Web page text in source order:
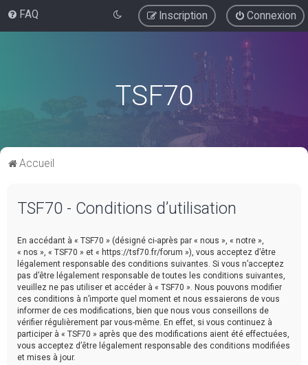
FAQ Connexion
Inscription
TSF70
Accueil
TSF70 - Conditions d’utilisation
En accédant à « TSF70 » (désigné ci-après par « nous », « notre »,
« nos », « TSF70 » et « https://tsf70.fr/forum »), vous acceptez d’être
légalement responsable des conditions suivantes. Si vous n’acceptez
pas d’être légalement responsable de toutes les conditions suivantes,
veuillez ne pas utiliser et accéder à « TSF70 ». Nous pouvons modifier
ces conditions à n’importe quel moment et nous essaierons de vous
informer de ces modifications, bien que nous vous conseillons de
vérifier régulièrement par vous-même. En effet, si vous continuez à
participer à « TSF70 » après que des modifications aient été effectuées,
vous acceptez d’être légalement responsable des conditions modifiées
et mises à jour.